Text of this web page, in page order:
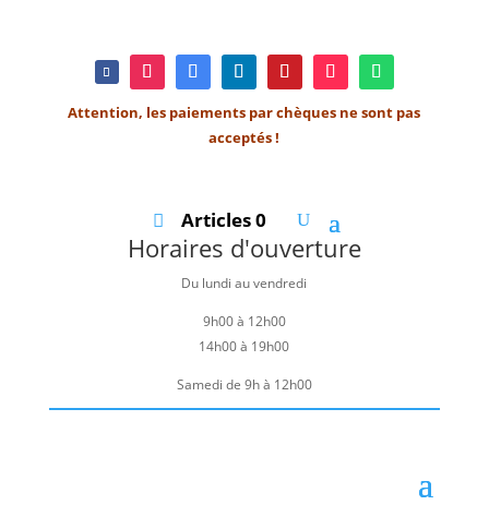
Attention, les paiements par chèques ne sont pas
acceptés !
Articles 0
Horaires d'ouverture
Du lundi au vendredi
9h00 à 12h00
14h00 à 19h00
Samedi de 9h à 12h00